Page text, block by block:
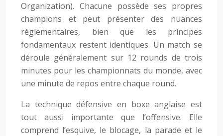
Organization). Chacune possède ses propres
champions et peut présenter des nuances
réglementaires, bien que les principes
fondamentaux restent identiques. Un match se
déroule généralement sur 12 rounds de trois
minutes pour les championnats du monde, avec
une minute de repos entre chaque round.
La technique défensive en boxe anglaise est
tout aussi importante que l’offensive. Elle
comprend l’esquive, le blocage, la parade et le